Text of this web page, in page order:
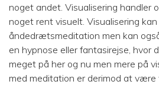
noget andet. Visualisering handler
noget rent visuelt. Visualisering
åndedrætsmeditation men kan
en hypnose eller fantasirejse, hvor
meget på her og nu men mere på
med meditation er derimod at være